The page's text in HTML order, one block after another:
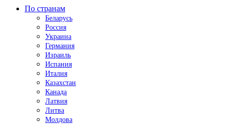
По странам
Беларусь
Россия
Украина
Германия
Израиль
Испания
Италия
Казахстан
Канада
Латвия
Литва
Молдова